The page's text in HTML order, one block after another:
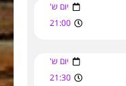
יום ש'
21:00
יום ש'
21:30